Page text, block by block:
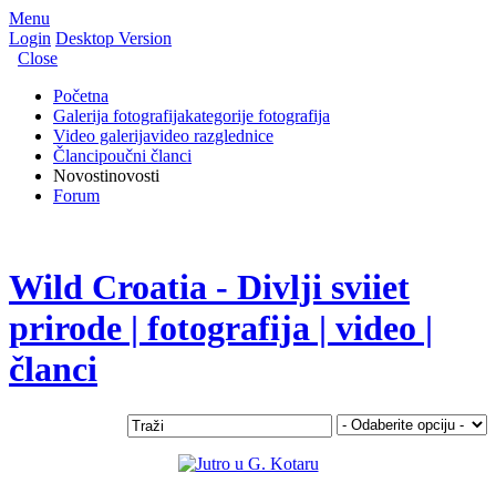
Menu
Login Desktop Version
Close
Početna
Galerija fotografijakategorije fotografija
Video galerijavideo razglednice
Člancipoučni članci
Novostinovosti
Forum
Wild Croatia - Divlji sviiet
prirode | fotografija | video |
članci